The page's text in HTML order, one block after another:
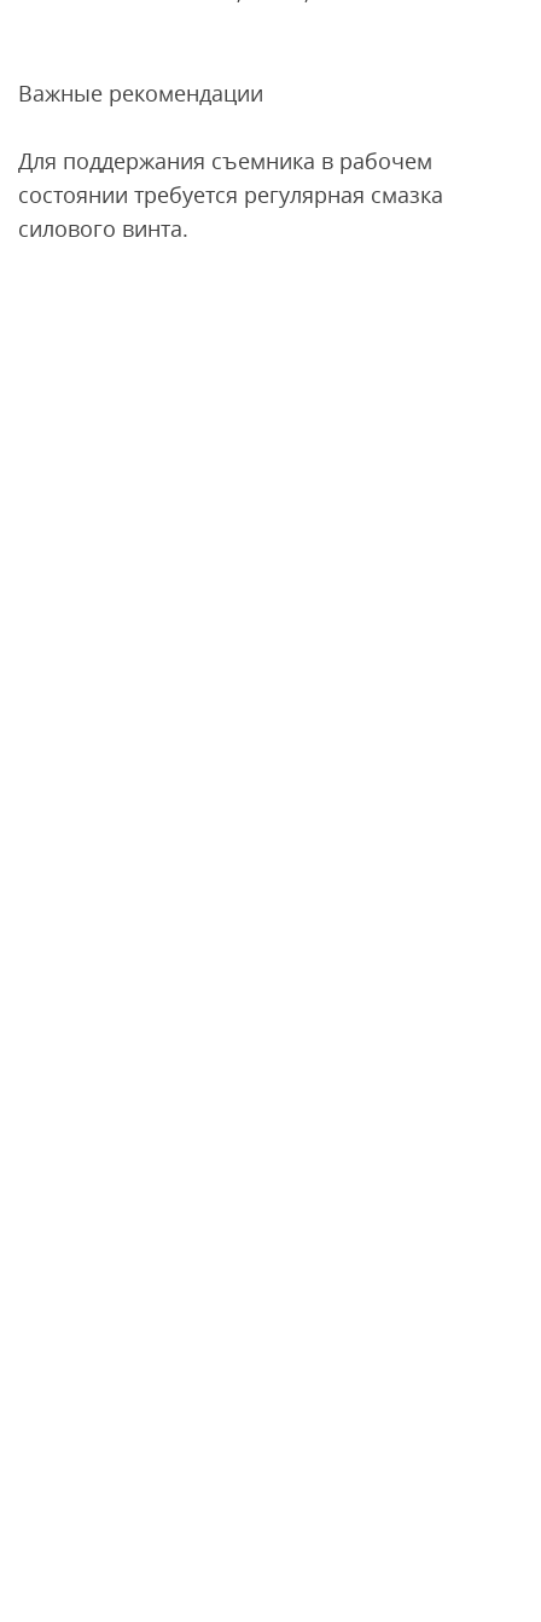
Важные рекомендации
Для поддержания съемника в рабочем
состоянии требуется регулярная смазка
силового винта.